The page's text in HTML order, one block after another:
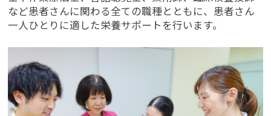
など患者さんに関わる全ての職種とともに、患者さん
一人ひとりに適した栄養サポートを行います。